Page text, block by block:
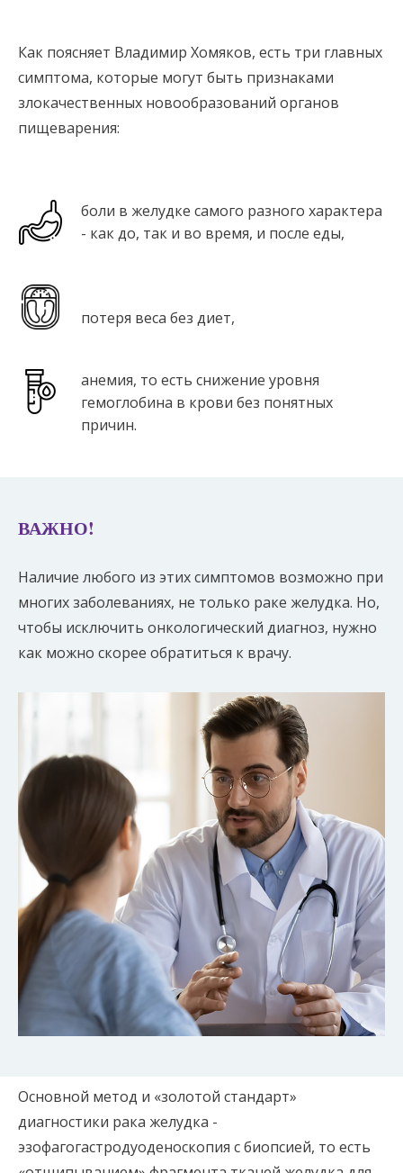
Как поясняет Владимир Хомяков, есть три главных
симптома, которые могут быть признаками
злокачественных новообразований органов
пищеварения:
боли в желудке самого разного характера
- как до, так и во время, и после еды,
потеря веса без диет,
анемия, то есть снижение уровня
гемоглобина в крови без понятных
причин.
ВАЖНО!
Наличие любого из этих симптомов возможно при
многих заболеваниях, не только раке желудка. Но,
чтобы исключить онкологический диагноз, нужно
как можно скорее обратиться к врачу.
Основной метод и «золотой стандарт»
диагностики рака желудка -
эзофагогастродуоденоскопия с биопсией, то есть
Восемь
видов